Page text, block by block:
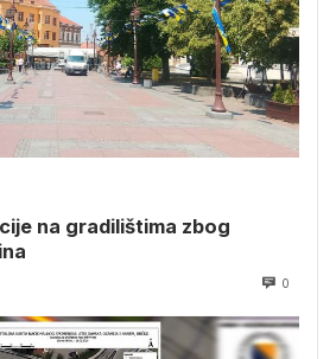
na gradilištima zbog
0